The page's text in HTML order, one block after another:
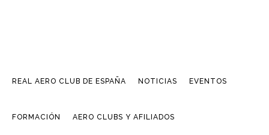
REAL AERO CLUB DE ESPAÑA NOTICIAS EVENTOS
FORMACIÓN AERO CLUBS Y AFILIADOS